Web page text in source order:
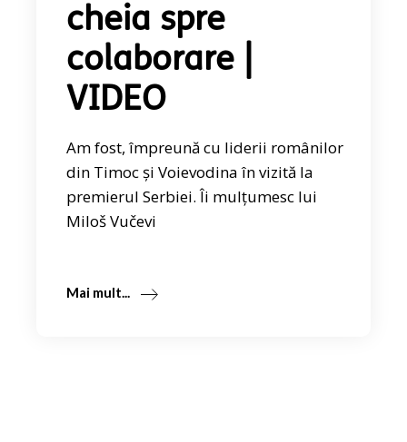
cheia spre
colaborare |
VIDEO
Am fost, împreună cu liderii românilor
din Timoc și Voievodina în vizită la
premierul Serbiei. Îi mulțumesc lui
Miloš Vučevi
Mai mult...